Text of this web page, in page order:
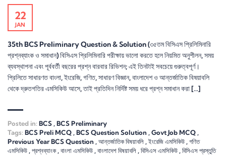
22
JAN
35th BCS Preliminary Question & Solution (৩৫তম বিসিএস প্রিলিমিনারি
প্রশ্নব্যাংক ও সমাধান) বিসিএস প্রিলিমিনারি পরীক্ষায় ভালো করতে হলে নিয়মিত অনুশীলন, সময়
ব্যবস্থাপনা এবং পূর্ববর্তী বছরের প্রশ্ন বারবার রিভিশন; এই তিনটাই সবচেয়ে গুরুত্বপূর্ণ।
প্রিলিতে সাধারণত বাংলা, ইংরেজি, গণিত, সাধারণ বিজ্ঞান, বাংলাদেশ ও আন্তর্জাতিক বিষয়াবলি
থেকে দ্রুতগতির এমসিকিউ আসে, তাই প্রতিদিন নির্দিষ্ট সময় ধরে প্রশ্ন সমাধান করা […]
Posted in:BCS , BCS Preliminary
Tags:BCS Preli MCQ , BCS Question Solution , Govt Job MCQ ,
Previous Year BCS Question , আন্তর্জাতিক বিষয়াবলি , ইংরেজি এমসিকিউ , গণিত
এমসিকিউ , প্রশ্নব্যাংক, বাংলা এমসিকিউ , বাংলাদেশ বিষয়াবলি , বিসিএস এমসিকিউ , বিসিএস প্রস্তুতি